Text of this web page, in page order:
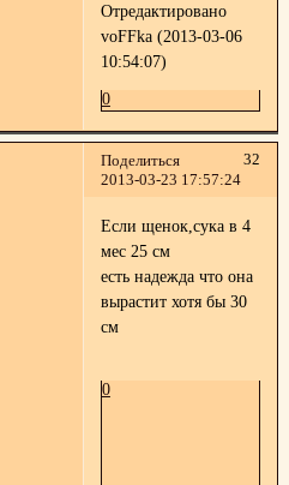
Отредактировано
voFFka (2013-03-06
10:54:07)
0
Поделиться
32
2013-03-23 17:57:24
Если щенок,сука в 4
мес 25 см
есть надежда что она
вырастит хотя бы 30
см
0